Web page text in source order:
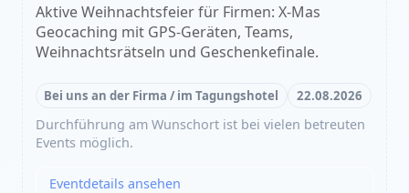
Aktive Weihnachtsfeier für Firmen: X-Mas
Geocaching mit GPS-Geräten, Teams,
Weihnachtsrätseln und Geschenkefinale.
Bei uns an der Firma / im Tagungshotel 22.08.2026
Durchführung am Wunschort ist bei vielen betreuten
Events möglich.
Eventdetails ansehen